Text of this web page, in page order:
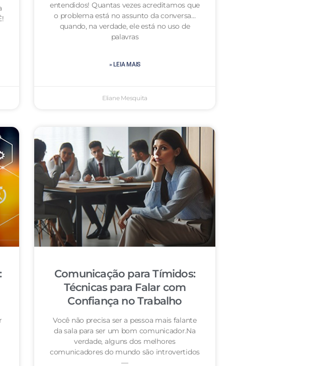
entendidos! Quantas vezes acreditamos que
o problema está no assunto da conversa…
quando, na verdade, ele está no uso de
palavras
» LEIA MAIS
Eliane Mesquita
Comunicação para Tímidos:
Técnicas para Falar com
Confiança no Trabalho
Você não precisa ser a pessoa mais falante
da sala para ser um bom comunicador.Na
verdade, alguns dos melhores
comunicadores do mundo são introvertidos
—